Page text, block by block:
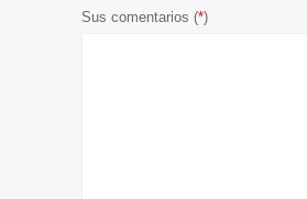
Sus comentarios (*)